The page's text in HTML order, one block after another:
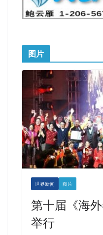
图片
世界新闻 图片
第十届《海
举行